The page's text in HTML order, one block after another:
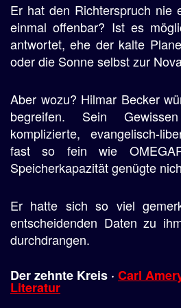
Er hat den Richterspruch nie
einmal offenbar? Ist es
antwortet, ehe der kalte
oder die Sonne selbst zur
Aber wozu? Hilmar Becker
begreifen. Sein
komplizierte, evangelisch-
fast so fein wie
Speicherkapazität genügte
Er hatte sich so viel
entscheidenden Daten zu
durchdrangen.
Der zehnte Kreis · Carl
Literatur